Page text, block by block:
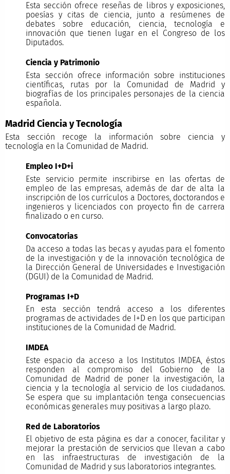
Esta sección ofrece reseñas de libros y exposiciones,
poesías y citas de ciencia, junto a resúmenes de
debates sobre educación, ciencia, tecnología e
innovación que tienen lugar en el Congreso de los
Diputados.
Ciencia y Patrimonio
Esta sección ofrece información sobre instituciones
científicas, rutas por la Comunidad de Madrid y
biografías de los principales personajes de la ciencia
española.
Madrid Ciencia y Tecnología
Esta sección recoge la información sobre ciencia y
tecnología en la Comunidad de Madrid.
Empleo I+D+i
Este servicio permite inscribirse en las ofertas de
empleo de las empresas, además de dar de alta la
inscripción de los currículos a Doctores, doctorandos e
ingenieros y licenciados con proyecto fin de carrera
finalizado o en curso.
Convocatorias
Da acceso a todas las becas y ayudas para el fomento
de la investigación y de la innovación tecnológica de
la Dirección General de Universidades e Investigación
(DGUI) de la Comunidad de Madrid.
Programas I+D
En esta sección tendrá acceso a los diferentes
programas de actividades de I+D en los que participan
instituciones de la Comunidad de Madrid.
IMDEA
Este espacio da acceso a los Institutos IMDEA, éstos
responden al compromiso del Gobierno de la
Comunidad de Madrid de poner la investigación, la
ciencia y la tecnología al servicio de los ciudadanos.
Se espera que su implantación tenga consecuencias
económicas generales muy positivas a largo plazo.
Red de Laboratorios
El objetivo de esta página es dar a conocer, facilitar y
mejorar la prestación de servicios que llevan a cabo
en las infraestructuras de investigación de la
Comunidad de Madrid y sus laboratorios integrantes.